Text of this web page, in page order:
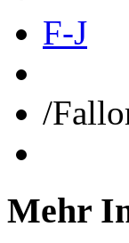
F-J
/
Mehr